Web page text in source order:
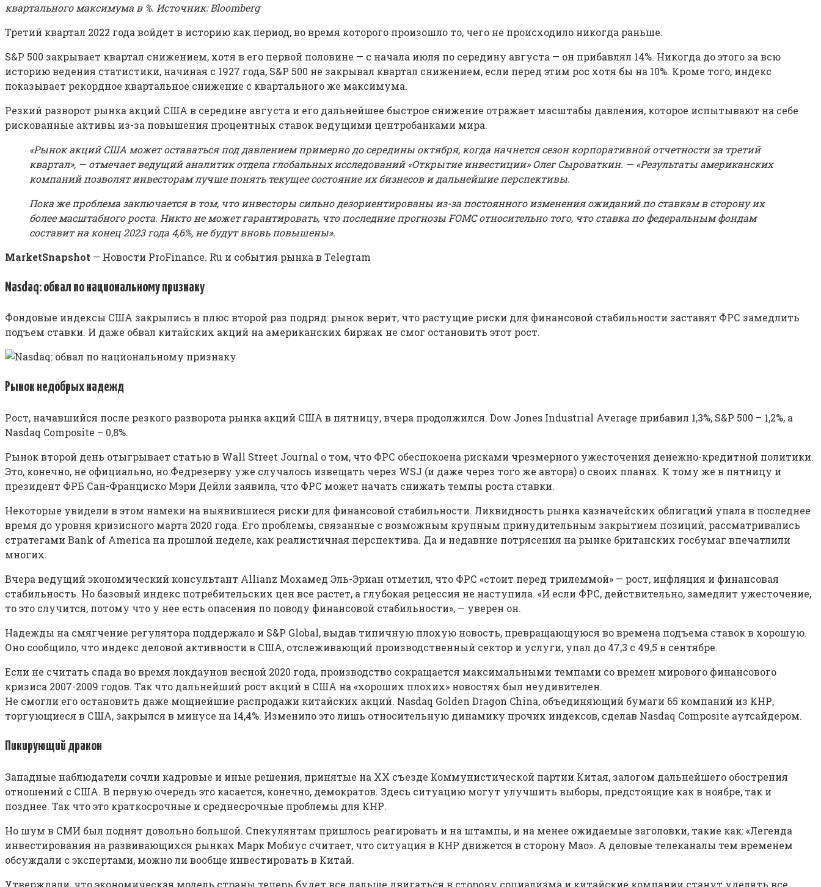
квартального максимума в %. Источник: Bloomberg
Третий квартал 2022 года войдет в историю как период, во время которого произошло то, чего не происходило никогда раньше.
S&P 500 закрывает квартал снижением, хотя в его первой половине — с начала июля по середину августа — он прибавлял 14%. Никогда до этого за всю
историю ведения статистики, начиная с 1927 года, S&P 500 не закрывал квартал снижением, если перед этим рос хотя бы на 10%. Кроме того, индекс
показывает рекордное квартальное снижение с квартального же максимума.
Резкий разворот рынка акций США в середине августа и его дальнейшее быстрое снижение отражает масштабы давления, которое испытывают на себе
рискованные активы из-за повышения процентных ставок ведущими центробанками мира.
«Рынок акций США может оставаться под давлением примерно до середины октября, когда начнется сезон корпоративной отчетности за третий
квартал», — отмечает ведущий аналитик отдела глобальных исследований «Открытие инвестиции» Олег Сыроваткин. — «Результаты американских
компаний позволят инвесторам лучше понять текущее состояние их бизнесов и дальнейшие перспективы.
Пока же проблема заключается в том, что инвесторы сильно дезориентированы из-за постоянного изменения ожиданий по ставкам в сторону их
более масштабного роста. Никто не может гарантировать, что последние прогнозы FOMC относительно того, что ставка по федеральным фондам
составит на конец 2023 года 4,6%, не будут вновь повышены».
MarketSnapshot — Новости ProFinance. Ru и события рынка в Telegram
Nasdaq: обвал по национальному признаку
Фондовые индексы США закрылись в плюс второй раз подряд: рынок верит, что растущие риски для финансовой стабильности заставят ФРС замедлить
подъем ставки. И даже обвал китайских акций на американских биржах не смог остановить этот рост.
Рынок недобрых надежд
Рост, начавшийся после резкого разворота рынка акций США в пятницу, вчера продолжился. Dow Jones Industrial Average прибавил 1,3%, S&P 500 – 1,2%, а
Nasdaq Composite – 0,8%.
Рынок второй день отыгрывает статью в Wall Street Journal о том, что ФРС обеспокоена рисками чрезмерного ужесточения денежно-кредитной политики.
Это, конечно, не официально, но Федрезерву уже случалось извещать через WSJ (и даже через того же автора) о своих планах. К тому же в пятницу и
президент ФРБ Сан-Франциско Мэри Дейли заявила, что ФРС может начать снижать темпы роста ставки.
Некоторые увидели в этом намеки на выявившиеся риски для финансовой стабильности. Ликвидность рынка казначейских облигаций упала в последнее
время до уровня кризисного марта 2020 года. Его проблемы, связанные с возможным крупным принудительным закрытием позиций, рассматривались
стратегами Bank of America на прошлой неделе, как реалистичная перспектива. Да и недавние потрясения на рынке британских госбумаг впечатлили
многих.
Вчера ведущий экономический консультант Allianz Мохамед Эль-Эриан отметил, что ФРС «стоит перед трилеммой» — рост, инфляция и финансовая
стабильность. Но базовый индекс потребительских цен все растет, а глубокая рецессия не наступила. «И если ФРС, действительно, замедлит ужесточение,
то это случится, потому что у нее есть опасения по поводу финансовой стабильности», — уверен он.
Надежды на смягчение регулятора поддержало и S&P Global, выдав типичную плохую новость, превращающуюся во времена подъема ставок в хорошую.
Оно сообщило, что индекс деловой активности в США, отслеживающий производственный сектор и услуги, упал до 47,3 с 49,5 в сентябре.
Если не считать спада во время локдаунов весной 2020 года, производство сокращается максимальными темпами со времен мирового финансового
кризиса 2007-2009 годов. Так что дальнейший рост акций в США на «хороших плохих» новостях был неудивителен.
Не смогли его остановить даже мощнейшие распродажи китайских акций. Nasdaq Golden Dragon China, объединяющий бумаги 65 компаний из КНР,
торгующиеся в США, закрылся в минусе на 14,4%. Изменило это лишь относительную динамику прочих индексов, сделав Nasdaq Composite аутсайдером.
Пикирующий дракон
Западные наблюдатели сочли кадровые и иные решения, принятые на XX съезде Коммунистической партии Китая, залогом дальнейшего обострения
отношений с США. В первую очередь это касается, конечно, демократов. Здесь ситуацию могут улучшить выборы, предстоящие как в ноябре, так и
позднее. Так что это краткосрочные и среднесрочные проблемы для КНР.
Но шум в СМИ был поднят довольно большой. Спекулянтам пришлось реагировать и на штампы, и на менее ожидаемые заголовки, такие как: «Легенда
инвестирования на развивающихся рынках Марк Мобиус считает, что ситуация в КНР движется в сторону Мао». А деловые телеканалы тем временем
обсуждали с экспертами, можно ли вообще инвестировать в Китай.
Утверждали, что экономическая модель страны теперь будет все дальше двигаться в сторону социализма и китайские компании станут уделять все